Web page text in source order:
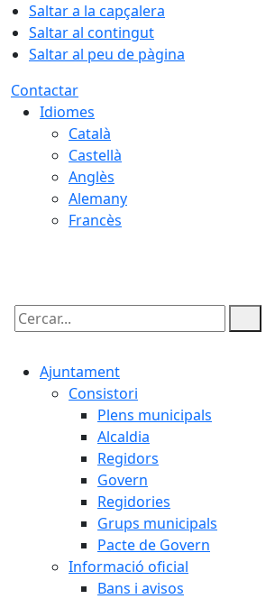
Saltar a la capçalera
Saltar al contingut
Saltar al peu de pàgina
Contactar
Idiomes
Català
Castellà
Anglès
Alemany
Francès
Cercar:
Ajuntament
Consistori
Plens municipals
Alcaldia
Regidors
Govern
Regidories
Grups municipals
Pacte de Govern
Informació oficial
Bans i avisos